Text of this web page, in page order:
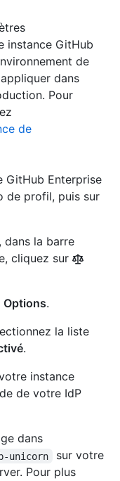
instance GitHub
de
dans
Pour
de
GitHub Enterprise
de profil, puis sur
dans la barre
cliquez sur
Options.
la liste
.
instance
de votre IdP
dans
unicorn
sur votre
Pour plus